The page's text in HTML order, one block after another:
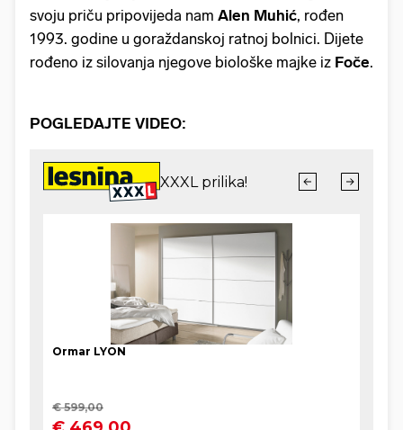
svoju priču pripovijeda nam Alen Muhić, rođen
1993. godine u goraždanskoj ratnoj bolnici. Dijete
rođeno iz silovanja njegove biološke majke iz Foče.
POGLEDAJTE VIDEO: